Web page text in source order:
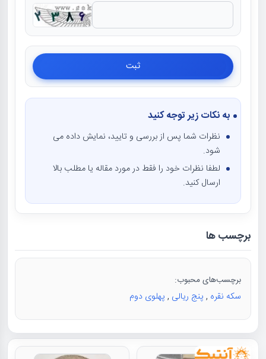
به نکات زیر توجه کنید
نظرات شما پس از بررسی و تایید، نمایش داده می
شود.
لطفا نظرات خود را فقط در مورد مقاله یا مطلب بالا
ارسال کنید.
برچسب ها
برچسب‌های محبوب:
سکه نقره , پنج ریالی , پهلوی دوم